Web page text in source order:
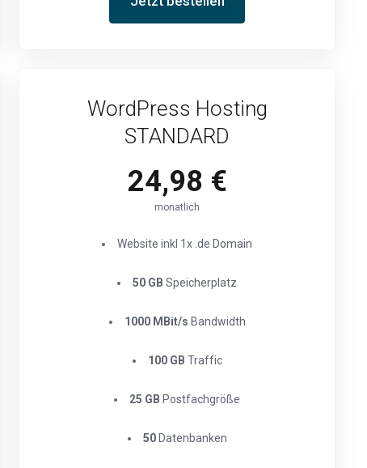
WordPress Hosting
STANDARD
24,98 €
monatlich
Website inkl 1x .de Domain
50 GB Speicherplatz
1000 MBit/s Bandwidth
100 GB Traffic
25 GB Postfachgröße
50Datenbanken